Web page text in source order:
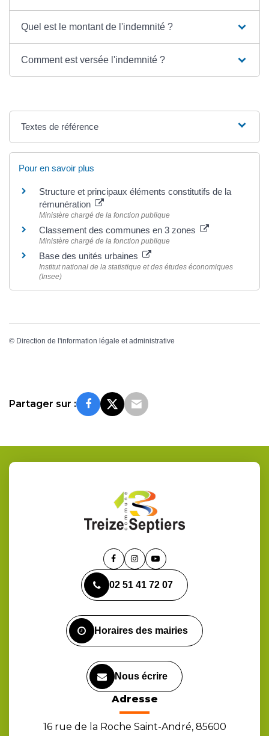
Quel est le montant de l'indemnité ?
Comment est versée l'indemnité ?
Textes de référence
Pour en savoir plus
Structure et principaux éléments constitutifs de la
rémunération
Ministère chargé de la fonction publique
Classement des communes en 3 zones
Ministère chargé de la fonction publique
Base des unités urbaines
Institut national de la statistique et des études économiques
(Insee)
© Direction de l'information légale et administrative
Partager sur :
Lien
le
compte
Lien
le
compte
Lien
la
chaîne
02 51 41 72 07
Horaires des mairies
Nous écrire
Adresse
16 rue de la Roche Saint-André, 85600